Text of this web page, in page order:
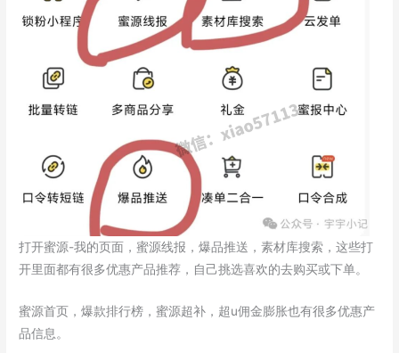
打开蜜源-我的页面，蜜源线报，爆品推送，素材库搜索，这些打
开里面都有很多优惠产品推荐，自己挑选喜欢的去购买或下单。
蜜源首页，爆款排行榜，蜜源超补，超u佣金膨胀也有很多优惠产
品信息。